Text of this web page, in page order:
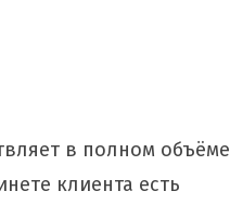
в полном объёме
клиента есть